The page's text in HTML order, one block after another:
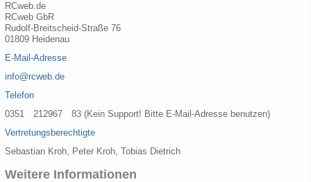
RCweb.de
RCweb GbR
Rudolf-Breitscheid-Straße 76
01809 Heidenau
E-Mail-Adresse
info@rcweb.de
Telefon
0351 212967 83 (Kein Support! Bitte E-Mail-Adresse benutzen)
Vertretungsberechtigte
Sebastian Kroh, Peter Kroh, Tobias Dietrich
Weitere Informationen